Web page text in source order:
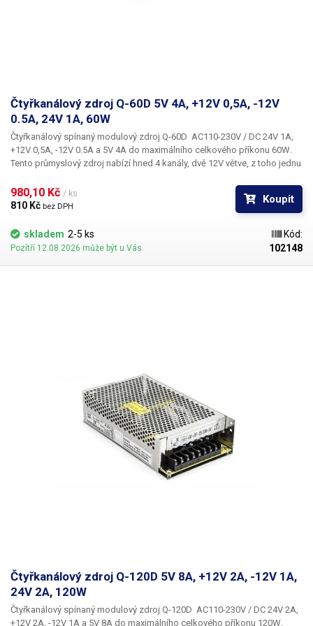
Čtyřkanálový zdroj Q-60D 5V 4A, +12V 0,5A, -12V
0.5A, 24V 1A, 60W
Čtyřkanálový spínaný modulový zdroj Q-60D AC110-230V / DC 24V 1A,
+12V 0,5A, -12V 0.5A a 5V 4A do maximálního celkového příkonu 60W.
Tento průmyslový zdroj nabízí hned 4 kanály, dvě 12V větve, z toho jednu
proudovým odběrem 0.5A pro obvody s operačními zesilovači. Dále 5V
větev se 4A a 24V větev s 1A. Identický zdroj máme v nabídce také s
standardní šroubovací svorkovnicí pro připojení vstupního síťového
napětí, čtyř výstupních DC větví a jednoho společného COMu. Zdroj
disponuje ochranou proti zkratu, přepětí a přetížení. Zdroj lze přepnout
také pro síť 110V AC. Součástí zdrojeQ-60Dje i kontrolní LED dioda pro
které pro svůj provoz potřebuje více napěťových hladin. Vždy počítejte s
dostatečnou rezervou ve výkonu (cca 20%). Zdroj není vhodné
dlouhodobě provozovat na hranici výkonových možností. Více
průmyslových zdrojů jiných parametrů najdete v naší nabídce. Zvlnění
napětí 100 - 120mVp-p Studený start: 15A/115VAC 30A/230VAC
980,10 Kč / ks
810 Kč bez DPH
Koupit
skladem 2-5 ks
Pozítří 12.08.2026 může být u Vás
Kód:
102148
Čtyřkanálový zdroj Q-120D 5V 8A, +12V 2A, -12V 1A,
24V 2A, 120W
Čtyřkanálový spínaný modulový zdroj Q-120D AC110-230V / DC 24V 2A,
+12V 2A, -12V 1A a 5V 8A do maximálního celkového příkonu 120W.